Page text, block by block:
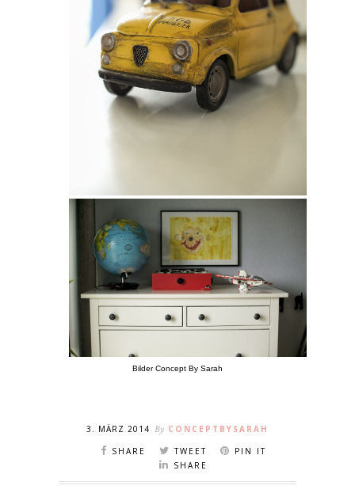
Bilder Concept By Sarah
3. MÄRZ 2014 By CONCEPTBYSARAH
SHARE
TWEET
PIN IT
SHARE